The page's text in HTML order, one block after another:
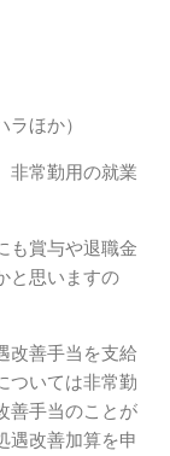
ほか）
常勤用の就業
賞与や退職金
と思いますの
善手当を支給
ついては非常勤
善手当のことが
遇改善加算を申